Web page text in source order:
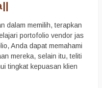
dalam memilih, terapkan
portofolio vendor jas
Anda dapat memahami
mereka, selain itu, teliti
tingkat kepuasan klien